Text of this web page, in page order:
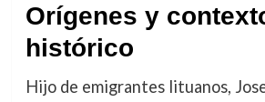
Orígenes y
histórico
Hijo de emigrantes lituanos,